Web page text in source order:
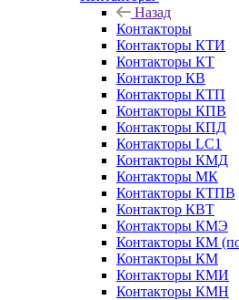
Назад
Контакторы
Контакторы КТИ
Контакторы КТ
Контактор КВ
Контакторы КТП
Контакторы КПВ
Контакторы КПД
Контакторы LC1
Контакторы КМД
Контакторы МК
Контакторы КТПВ
Контактор КВТ
Контакторы КМЭ
Контакторы КМ
Контакторы КМ
Контакторы КМИ
Контакторы КМН